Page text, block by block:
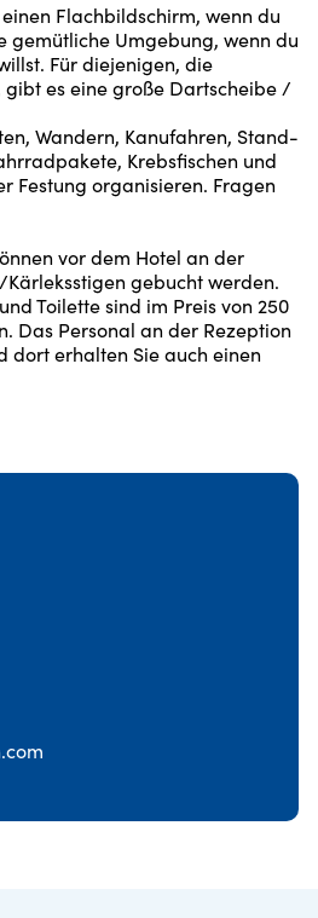
Flachbildschirm, wenn du
gemütliche Umgebung, wenn du
Für diejenigen, die
es eine große Dartscheibe /
Wandern, Kanufahren, Stand-
Krebsfischen und
Festung organisieren. Fragen
vor dem Hotel an der
gebucht werden.
Toilette sind im Preis von 250
Das Personal an der Rezeption
dort erhalten Sie auch einen